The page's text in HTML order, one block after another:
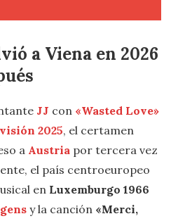
a Viena en 2026
JJ con «Wasted Love»
2025, el certamen
a Austria por tercera vez
el país centroeuropeo
en Luxemburgo 1966
y la canción «Merci,